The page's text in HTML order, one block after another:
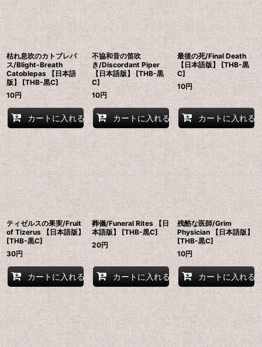
枯れ息吹のカトブレパ
ス/Blight-Breath
Catoblepas 【日本語
版】 [THB-黒C]
10円
カートに入れる
不協和音の笛吹
き/Discordant Piper
【日本語版】 [THB-黒
C]
10円
カートに入れる
最後の死/Final Death
【日本語版】 [THB-黒
C]
10円
カートに入れる
ティゼルスの果実/Fruit
of Tizerus 【日本語版】
[THB-黒C]
30円
カートに入れる
葬儀/Funeral Rites 【日
本語版】 [THB-黒C]
20円
カートに入れる
残酷な医師/Grim
Physician 【日本語版】
[THB-黒C]
10円
カートに入れる